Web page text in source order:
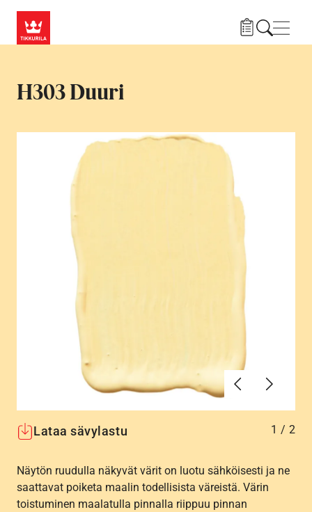
H303 Duuri
Edellinen
Lataa sävylastu 1 / 2
Näytön ruudulla näkyvät värit on luotu sähköisesti ja ne
saattavat poiketa maalin todellisista väreistä. Värin
toistuminen maalatulla pinnalla riippuu pinnan